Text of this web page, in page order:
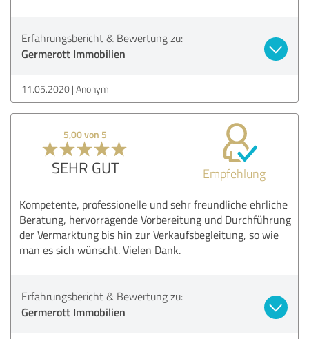
Erfahrungsbericht & Bewertung zu:
Germerott Immobilien
11.05.2020 Anonym
5,00 von 5
SEHR GUT Empfehlung
Kompetente, professionelle und sehr freundliche ehrliche
Beratung, hervorragende Vorbereitung und Durchführung
der Vermarktung bis hin zur Verkaufsbegleitung, so wie
man es sich wünscht. Vielen Dank.
Erfahrungsbericht & Bewertung zu:
Germerott Immobilien